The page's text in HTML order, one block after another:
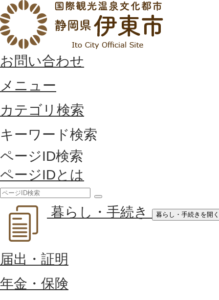
お問い合わせ
メニュー
カテゴリ検索
キーワード検索
ページID検索
ページIDとは
索
暮らし・手続き 暮らし・手続きを開く
届出・証明
年金・保険